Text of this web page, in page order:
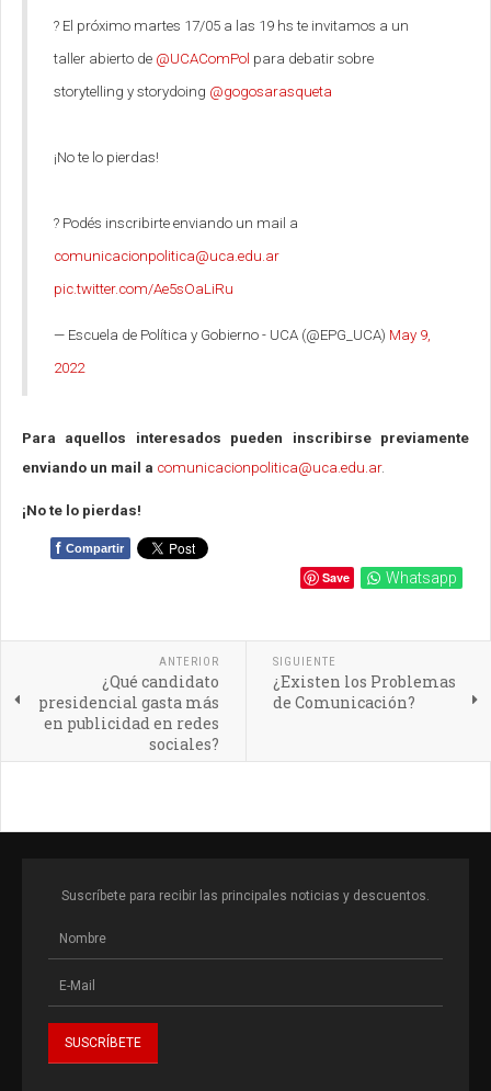
? El próximo martes 17/05 a las 19 hs te invitamos a un
taller abierto de @UCAComPol para debatir sobre
storytelling y storydoing @gogosarasqueta
¡No te lo pierdas!
? Podés inscribirte enviando un mail a
comunicacionpolitica@uca.edu.ar
pic.twitter.com/Ae5sOaLiRu
— Escuela de Política y Gobierno - UCA (@EPG_UCA) May 9,
2022
Para aquellos interesados pueden inscribirse previamente
enviando un mail a comunicacionpolitica@uca.edu.ar.
¡No te lo pierdas!
f Compartir
Save Whatsapp
ANTERIOR
¿Qué candidato
presidencial gasta más
en publicidad en redes
sociales?
SIGUIENTE
¿Existen los Problemas
de Comunicación?
Suscríbete para recibir las principales noticias y descuentos.